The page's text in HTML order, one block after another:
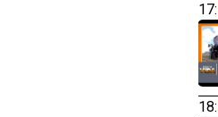
17:
18: